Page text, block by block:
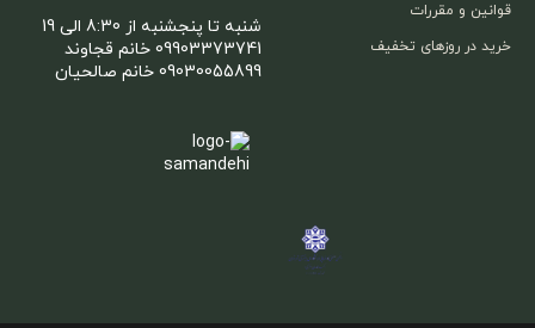
قوانین و مقررات
خرید در روزهای تخفیف
شنبه تا پنجشنبه از 8:30 الی 19
09903373741 خانم قجاوند
09030055899 خانم صالحیان